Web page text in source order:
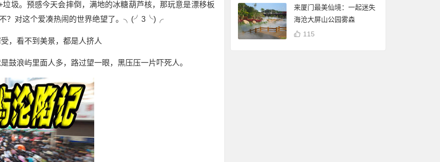
圾。预感今天会摔倒，满地的冰糖葫芦核，那玩意是漂移板
不？对这个爱凑热闹的世界绝望了。╮(╯3╰)╭
，看不到美景，都是人挤人
鼓浪屿里面人多，路过望一眼，黑压压一片吓死人。
来厦门最美仙境：一起迷失
海沧大屏山公园雾森
115